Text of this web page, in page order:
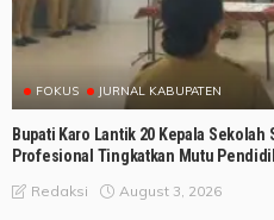
FOKUS JURNAL KABUPATEN
Bupati Karo Lantik 20 Kepala Sekolah
Profesional Tingkatkan Mutu
Redaksi August 3, 2026